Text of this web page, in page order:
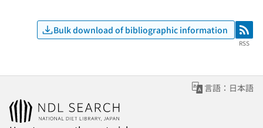
Bulk download of bibliographic information RSS
RSS
言語：日本語